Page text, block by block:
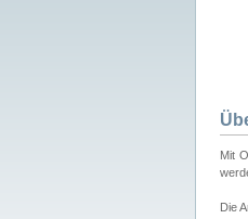
Mit
Die